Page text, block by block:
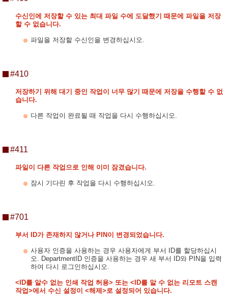
수신인에 저장할 수 있는 최대 파일 수에 도달했기 때문에 파일을 저장
할 수 없습니다.
파일을 저장할 수신인을 변경하십시오.
#410
저장하기 위해 대기 중인 작업이 너무 많기 때문에 저장을 수행할 수 없
습니다.
다른 작업이 완료될 때 작업을 다시 수행하십시오.
#411
파일이 다른 작업으로 인해 이미 잠겼습니다.
잠시 기다린 후 작업을 다시 수행하십시오.
#701
부서 ID가 존재하지 않거나 PIN이 변경되었습니다.
사용자 인증을 사용하는 경우 사용자에게 부서 ID를 할당하십시
오. DepartmentID 인증을 사용하는 경우 새 부서 ID와 PIN을 입력
하여 다시 로그인하십시오.
<ID를 알수 없는 인쇄 작업 허용> 또는 <ID를 알 수 없는 리모트 스캔
작업>에서 수신 설정이 <해제>로 설정되어 있습니다.